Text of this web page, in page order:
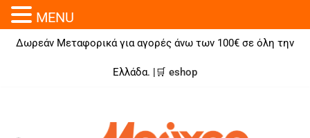
Δωρεάν Μεταφορικά για αγορές άνω των 100€ σε όλη την
Ελλάδα. |🛒 eshop
MENU